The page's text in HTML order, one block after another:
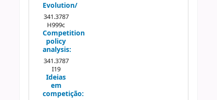
Evolution/
341.3787
H999c
Competition
policy
analysis:
341.3787
I19
Ideias
em
competição: